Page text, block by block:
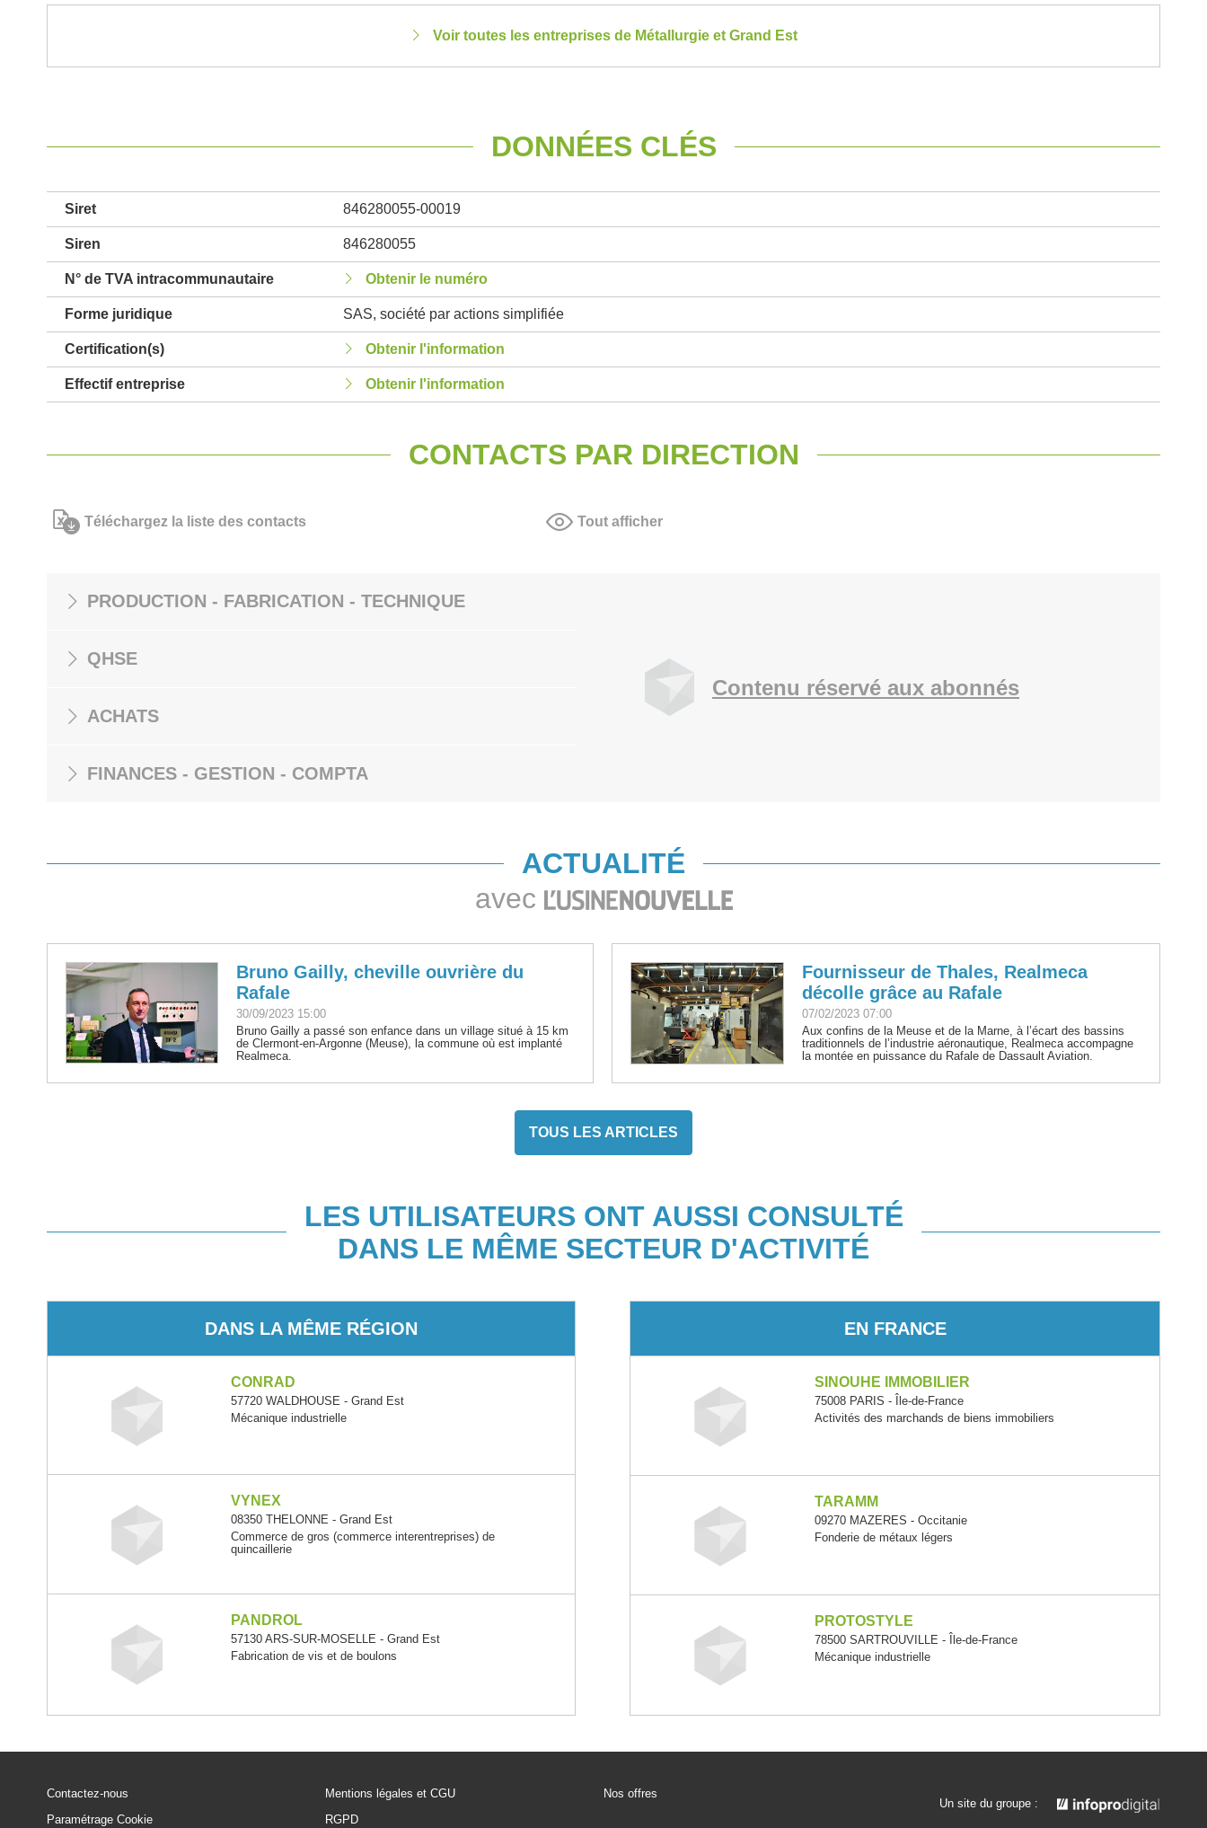
Voir toutes les entreprises de Métallurgie et Grand Est
DONNÉES CLÉS
Siret 846280055-00019
Siren 846280055
N° de TVA intracommunautaire Obtenir le numéro
Forme juridique SAS, société par actions simplifiée
Certification(s) Obtenir l'information
Effectif entreprise Obtenir l'information
CONTACTS PAR DIRECTION
Téléchargez la liste des contacts Tout afficher
PRODUCTION - FABRICATION - TECHNIQUE
QHSE
ACHATS
FINANCES - GESTION - COMPTA
Contenu réservé aux abonnés
ACTUALITÉ
avec
Bruno Gailly, cheville ouvrière du
Rafale
30/09/2023 15:00
Bruno Gailly a passé son enfance dans un village situé à 15 km
de Clermont-en-Argonne (Meuse), la commune où est implanté
Realmeca.
Fournisseur de Thales, Realmeca
décolle grâce au Rafale
07/02/2023 07:00
Aux confins de la Meuse et de la Marne, à l’écart des bassins
traditionnels de l’industrie aéronautique, Realmeca accompagne
la montée en puissance du Rafale de Dassault Aviation.
TOUS LES ARTICLES
LES UTILISATEURS ONT AUSSI CONSULTÉ
DANS LE MÊME SECTEUR D'ACTIVITÉ
DANS LA MÊME RÉGION
CONRAD
57720 WALDHOUSE - Grand Est
Mécanique industrielle
VYNEX
08350 THELONNE - Grand Est
Commerce de gros (commerce interentreprises) de
quincaillerie
PANDROL
57130 ARS-SUR-MOSELLE - Grand Est
Fabrication de vis et de boulons
EN FRANCE
SINOUHE IMMOBILIER
75008 PARIS - Île-de-France
Activités des marchands de biens immobiliers
TARAMM
09270 MAZERES - Occitanie
Fonderie de métaux légers
PROTOSTYLE
78500 SARTROUVILLE - Île-de-France
Mécanique industrielle
Contactez-nous
Paramétrage Cookie
Mentions légales et CGU
RGPD
Nos offres
Un site du groupe :